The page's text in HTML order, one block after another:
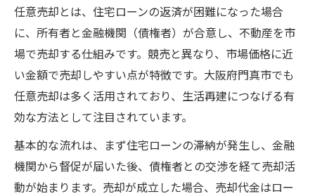
任意売却とは、住宅ローンの返済が困難になった場合
に、所有者と金融機関（債権者）が合意し、不動産を市
場で売却する仕組みです。競売と異なり、市場価格に近
い金額で売却しやすい点が特徴です。大阪府門真市でも
任意売却は多く活用されており、生活再建につなげる有
効な方法として注目されています。
基本的な流れは、まず住宅ローンの滞納が発生し、金融
機関から督促が届いた後、債権者との交渉を経て売却活
動が始まります。売却が成立した場合、売却代金はロー